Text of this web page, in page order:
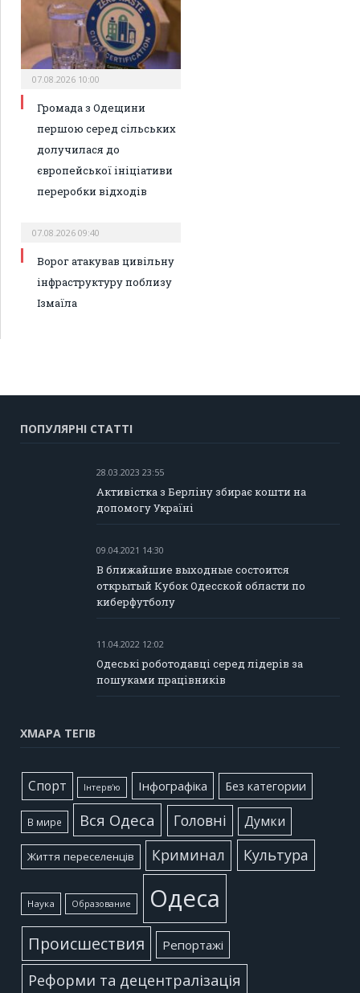
07.08.2026 10:00
Громада з Одещини
першою серед сільських
долучилася до
європейської ініціативи
переробки відходів
07.08.2026 09:40
Ворог атакував цивільну
інфраструктуру поблизу
Ізмаїла
ПОПУЛЯРНІ СТАТТІ
28.03.2023 23:55
Активістка з Берліну збирає кошти на
допомогу Україні
09.04.2021 14:30
В ближайшие выходные состоится
открытый Кубок Одесской области по
киберфутболу
11.04.2022 12:02
Одеські роботодавці серед лідерів за
пошуками працівників
ХМАРА ТЕГІВ
Cпорт Інтерв'ю Інфографіка Без категории
В мире Вся Одеса Головні Думки
Життя переселенців Криминал Культура
Наука Образование Одеса
Происшествия Репортажі
Реформи та децентралізація